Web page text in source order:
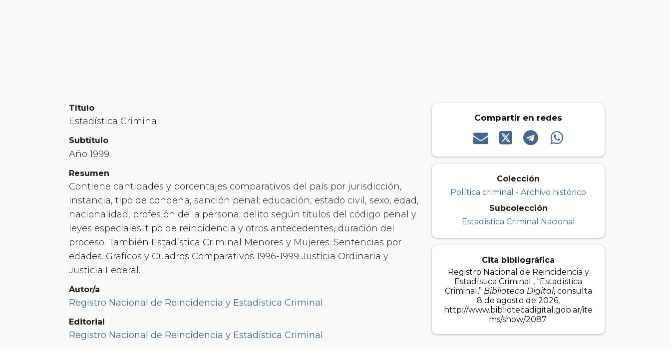
Título
Estadística Criminal
Subtítulo
Año 1999
Resumen
Contiene cantidades y porcentajes comparativos del país por jurisdicción,
instancia, tipo de condena, sanción penal; educación, estado civil, sexo, edad,
nacionalidad, profesión de la persona; delito según títulos del código penal y
leyes especiales; tipo de reincidencia y otros antecedentes, duración del
proceso. También Estadística Criminal Menores y Mujeres. Sentencias por
edades. Grafícos y Cuadros Comparativos 1996-1999 Justicia Ordinaria y
Justicia Federal.
Autor/a
Registro Nacional de Reincidencia y Estadística Criminal
Editorial
Registro Nacional de Reincidencia y Estadística Criminal
Compartir en redes
Colección
Política criminal - Archivo histórico
Subcolección
Estadística Criminal Nacional
Cita bibliográfica
Registro Nacional de Reincidencia y
Estadística Criminal , “Estadística
Criminal,” Biblioteca Digital, consulta
8 de agosto de 2026,
http://www.bibliotecadigital.gob.ar/ite
ms/show/2087.